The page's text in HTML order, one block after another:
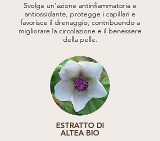
Svolge un’azione antinfiammatoria e
antiossidante, protegge i capillari e
favorisce il drenaggio, contribuendo a
migliorare la circolazione e il benessere
della pelle.
ESTRATTO DI
ALTEA BIO